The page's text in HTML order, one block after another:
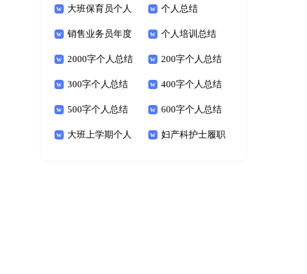
结
大班保育员个人
总结
个人总结
销售业务员年度
个人工作总结
个人培训总结
2000字个人总结 200字个人总结
300字个人总结 400字个人总结
500字个人总结 600字个人总结
大班上学期个人 妇产科护士履职